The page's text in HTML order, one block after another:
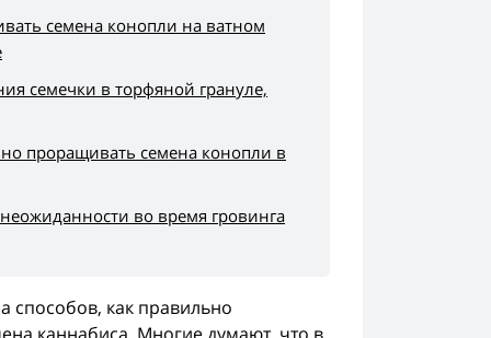
семена конопли на ватном
семечки в торфяной грануле,
проращивать семена конопли в
во время гровинга
способов, как правильно
каннабиса. Многие думают, что в